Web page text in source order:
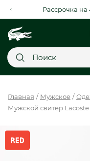
Рассрочка на
НОВИНКИ
SALE
Главная Мужское
Мужской свитер Lacoste